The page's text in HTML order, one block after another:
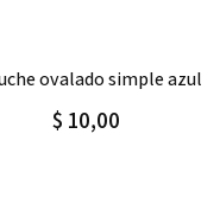
Agregar Detalle
ovalado simple azul
$ 10,00